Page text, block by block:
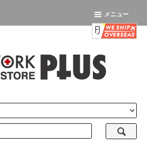
メニュー